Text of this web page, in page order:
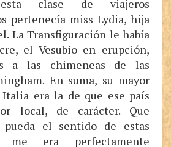
clase de viajeros
pertenecía miss Lydia, hija
La Transfiguración le había
el Vesubio en erupción,
a las chimeneas de las
En suma, su mayor
era la de que ese país
local, de carácter. Que
el sentido de estas
me era perfectamente